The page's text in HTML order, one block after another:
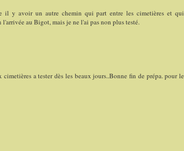
il y avoir un autre chemin qui part entre les cimetières et qui
au Bigot, mais je ne l'ai pas non plus testé.
a tester dès les beaux jours..Bonne fin de prépa. pour le